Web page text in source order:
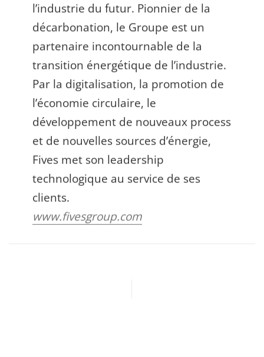
l’industrie du futur. Pionnier de la
décarbonation, le Groupe est un
partenaire incontournable de la
transition énergétique de l’industrie.
Par la digitalisation, la promotion de
l’économie circulaire, le
développement de nouveaux process
et de nouvelles sources d’énergie,
Fives met son leadership
technologique au service de ses
clients.
www.fivesgroup.com